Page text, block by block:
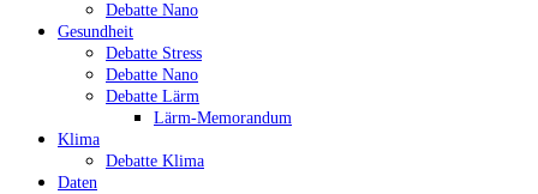
Debatte Nano
Gesundheit
Debatte Stress
Debatte Nano
Debatte Lärm
Lärm-Memorandum
Klima
Debatte Klima
Daten